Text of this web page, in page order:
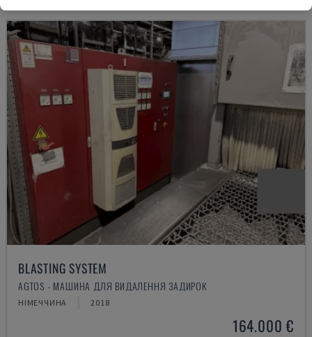
BLASTING SYSTEM
AGTOS - МАШИНА ДЛЯ ВИДАЛЕННЯ ЗАДИРОК
НІМЕЧЧИНА 2018
164.000 €